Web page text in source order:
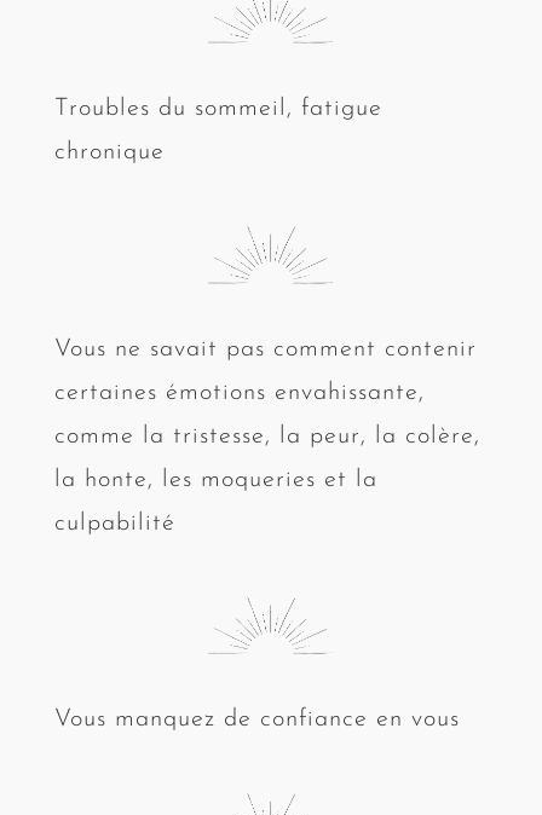
Troubles du sommeil, fatigue
chronique
Vous ne savait pas comment contenir
certaines émotions envahissante,
comme la tristesse, la peur, la colère,
la honte, les moqueries et la
culpabilité
Vous manquez de confiance en vous